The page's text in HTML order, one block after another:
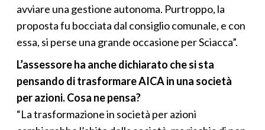
avviare una gestione autonoma. Purtroppo, la
proposta fu bocciata dal consiglio comunale, e con
essa, si perse una grande occasione per Sciacca”.
L’assessore ha anche dichiarato che si sta
pensando di trasformare AICA in una società
per azioni. Cosa ne pensa?
“La trasformazione in società per azioni